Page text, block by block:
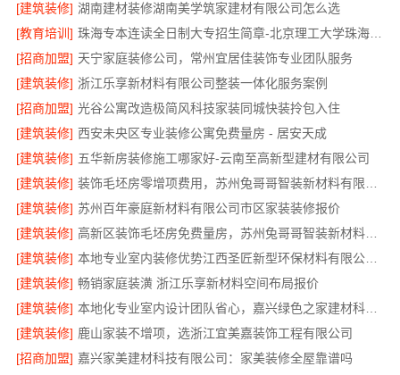
[建筑装修] 湖南建材装修湖南美学筑家建材有限公司怎么选
[教育培训]
珠海专本连读全日制大专招生简章-北京理工大学珠海学院继续教育学院
[招商加盟] 天宁家庭装修公司，常州宜居佳装饰专业团队服务
[建筑装修] 浙江乐享新材料有限公司整装一体化服务案例
[招商加盟] 光谷公寓改造极简风科技家装同城快装拎包入住
[建筑装修] 西安未央区专业装修公寓免费量房 - 居安天成
[建筑装修] 五华新房装修施工哪家好-云南至高新型建材有限公司
[建筑装修]
[建筑装修] 苏州百年豪庭新材料有限公司市区家装装修报价
[建筑装修]
高新区装饰毛坯房免费量房，苏州兔哥哥智装新材料有限公司贴心前期服务
[建筑装修]
本地专业室内装修优势江西圣匠新型环保材料有限公司领先
[建筑装修] 畅销家庭装潢 浙江乐享新材料空间布局报价
[建筑装修]
本地化专业室内设计团队省心，嘉兴绿色之家建材科技有限公司
[建筑装修] 鹿山家装不增项，选浙江宜美嘉装饰工程有限公司
[招商加盟] 嘉兴家美建材科技有限公司：家美装修全屋靠谱吗